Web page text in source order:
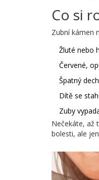
Co si
Zubní kámen
Žluté nebo
Červené,
Špatný
Dítě se
Zuby
Nečekáte, až
bolesti, ale